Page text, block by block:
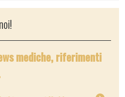
mediche, riferimenti